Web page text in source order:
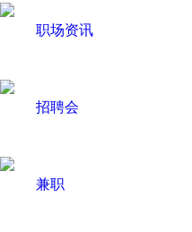
职场资讯
招聘会
兼职